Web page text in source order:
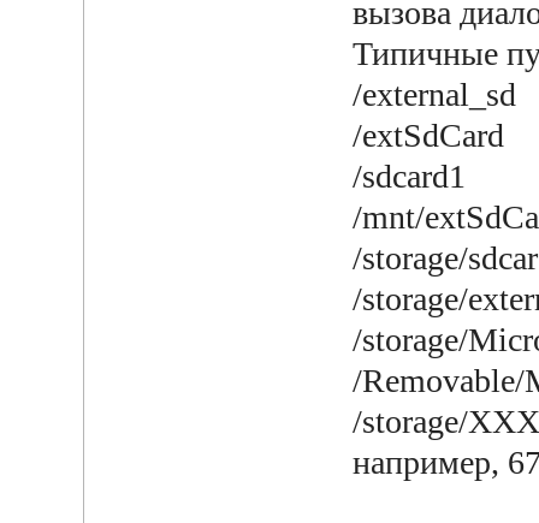
вызова
Типичные
/external_sd
/extSdCard
/sdcard1
/mnt/
/storage/
/storage/
/storage/
/Removable/
/storage/
например,